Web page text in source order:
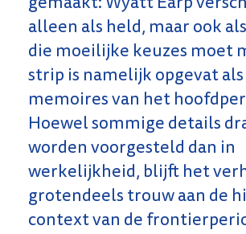
alleen als held, maar ook
die moeilijke keuzes moet
strip is namelijk opgevat als
memoires van het
Hoewel sommige details
worden voorgesteld dan in
werkelijkheid, blijft het
grotendeels trouw aan de
context van de